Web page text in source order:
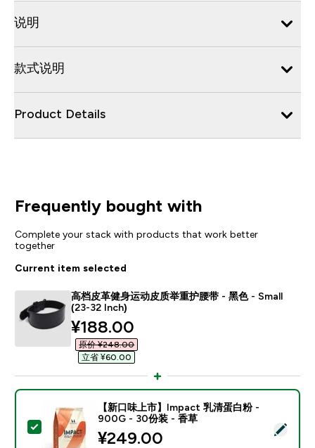
说明
款式说明
Product Details
Frequently bought with
Complete your stack with products that work better
together
Current item selected
高档皮革健身运动皮质举重护腰带 - 黑色 - Small
(23-32 Inch)
discounted price
¥188.00‎
原价 ¥248.00‎
立省 ¥60.00‎
Select this product - 【新口味上市】Impact 乳清蛋
【新口味上市】Impact 乳清蛋白粉 -
900G - 30份装 - 香草
¥249.00‎